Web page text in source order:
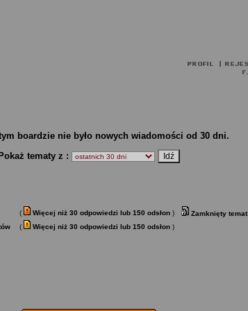
boardzie nie było nowych wiadomości od 30 dni.
Pokaż tematy z :
( Więcej niż 30 odpowiedzi lub 150 odsłon )
Zamknięty temat
( Więcej niż 30 odpowiedzi lub 150 odsłon )